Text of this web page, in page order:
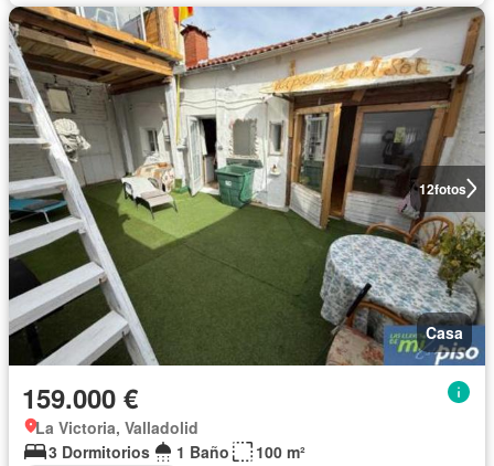
12fotos
Casa
159.000 €
La Victoria, Valladolid
3 Dormitorios
1 Baño
100 m²